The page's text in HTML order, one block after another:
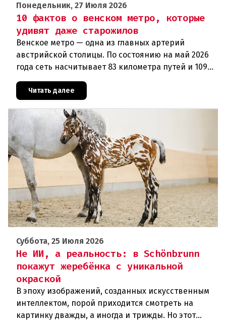
Понедельник, 27 Июля 2026
10 фактов о венском метро, которые
удивят даже старожилов
Венское метро — одна из главных артерий
австрийской столицы. По состоянию на май 2026
года сеть насчитывает 83 километра путей и 109
станций. Ежегодно подземка перевозит сотни
миллионов пассажиров: в
Читать далее
Суббота, 25 Июля 2026
Не ИИ, а реальность: в Schönbrunn
покажут жеребёнка с уникальной
окраской
В эпоху изображений, созданных искусственным
интеллектом, порой приходится смотреть на
картинку дважды, а иногда и трижды. Но этот